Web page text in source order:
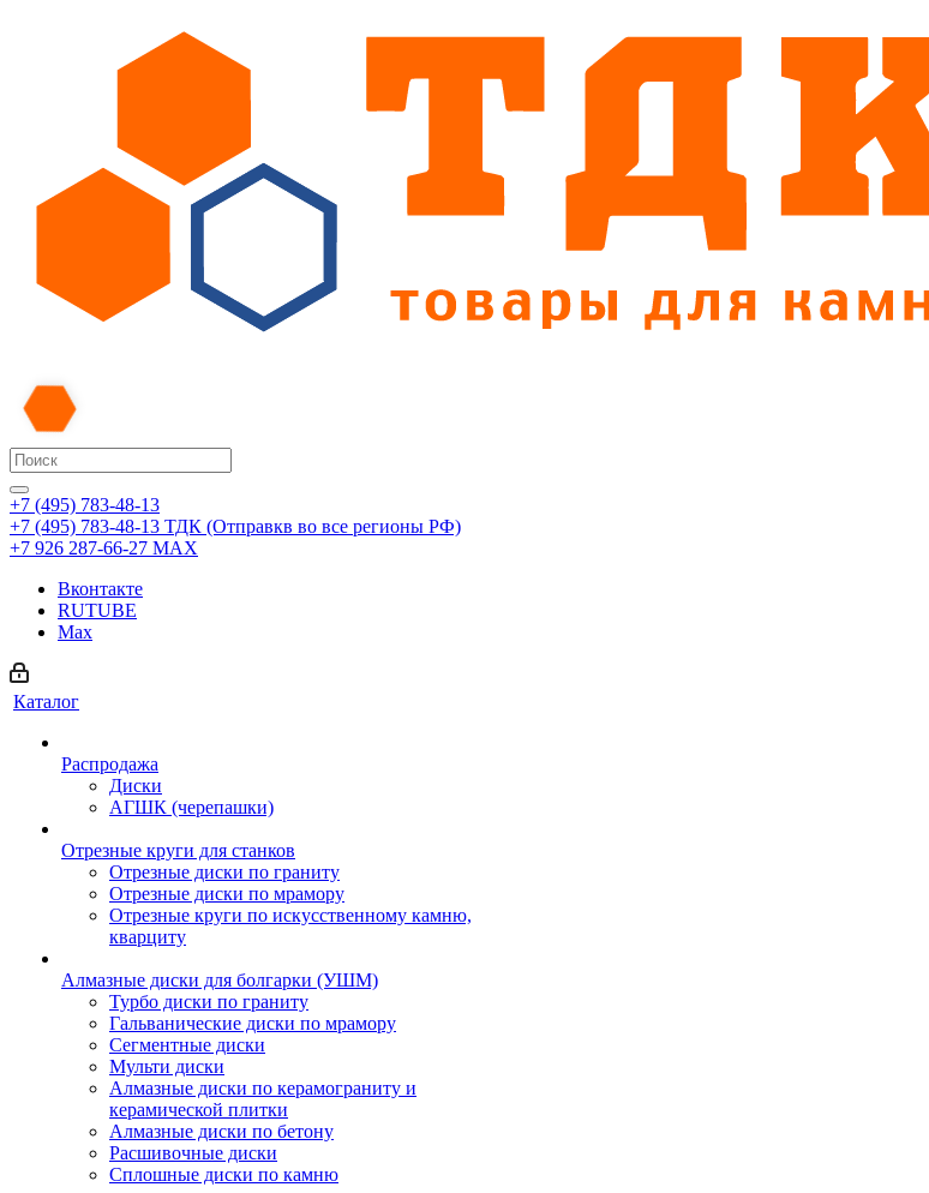
+7 (495) 783-48-13
+7 (495) 783-48-13 ТДК (Отправкв во все регионы РФ)
+7 926 287-66-27 МАХ
Вконтакте
RUTUBE
Max
Каталог
Распродажа
Диски
АГШК (черепашки)
Отрезные круги для станков
Отрезные диски по граниту
Отрезные диски по мрамору
Отрезные круги по искусственному камню,
кварциту
Алмазные диски для болгарки (УШМ)
Турбо диски по граниту
Гальванические диски по мрамору
Сегментные диски
Мульти диски
Алмазные диски по керамограниту и
керамической плитки
Алмазные диски по бетону
Расшивочные диски
Сплошные диски по камню